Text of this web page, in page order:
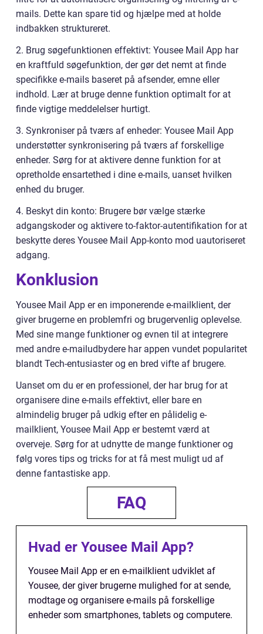
mails. Dette kan spare tid og hjælpe med at holde
indbakken struktureret.
2. Brug søgefunktionen effektivt: Yousee Mail App har
en kraftfuld søgefunktion, der gør det nemt at finde
specifikke e-mails baseret på afsender, emne eller
indhold. Lær at bruge denne funktion optimalt for at
finde vigtige meddelelser hurtigt.
3. Synkroniser på tværs af enheder: Yousee Mail App
understøtter synkronisering på tværs af forskellige
enheder. Sørg for at aktivere denne funktion for at
opretholde ensartethed i dine e-mails, uanset hvilken
enhed du bruger.
4. Beskyt din konto: Brugere bør vælge stærke
adgangskoder og aktivere to-faktor-autentifikation for at
beskytte deres Yousee Mail App-konto mod uautoriseret
adgang.
Konklusion
Yousee Mail App er en imponerende e-mailklient, der
giver brugerne en problemfri og brugervenlig oplevelse.
Med sine mange funktioner og evnen til at integrere
med andre e-mailudbydere har appen vundet popularitet
blandt Tech-entusiaster og en bred vifte af brugere.
Uanset om du er en professionel, der har brug for at
organisere dine e-mails effektivt, eller bare en
almindelig bruger på udkig efter en pålidelig e-
mailklient, Yousee Mail App er bestemt værd at
overveje. Sørg for at udnytte de mange funktioner og
følg vores tips og tricks for at få mest muligt ud af
denne fantastiske app.
FAQ
Hvad er Yousee Mail App?
Yousee Mail App er en e-mailklient udviklet af
Yousee, der giver brugerne mulighed for at sende,
modtage og organisere e-mails på forskellige
enheder som smartphones, tablets og computere.